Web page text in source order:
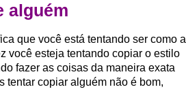
alguém
que você está tentando ser como a
você esteja tentando copiar o estilo
fazer as coisas da maneira exata
tentar copiar alguém não é bom,